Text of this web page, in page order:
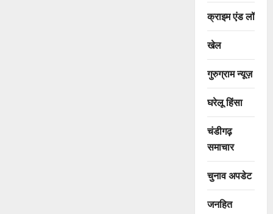
क्राइम एंड लॉ
खेल
गुरुग्राम न्यूज़
घरेलू हिंसा
चंडीगढ़
समाचार
चुनाव अपडेट
जनहित